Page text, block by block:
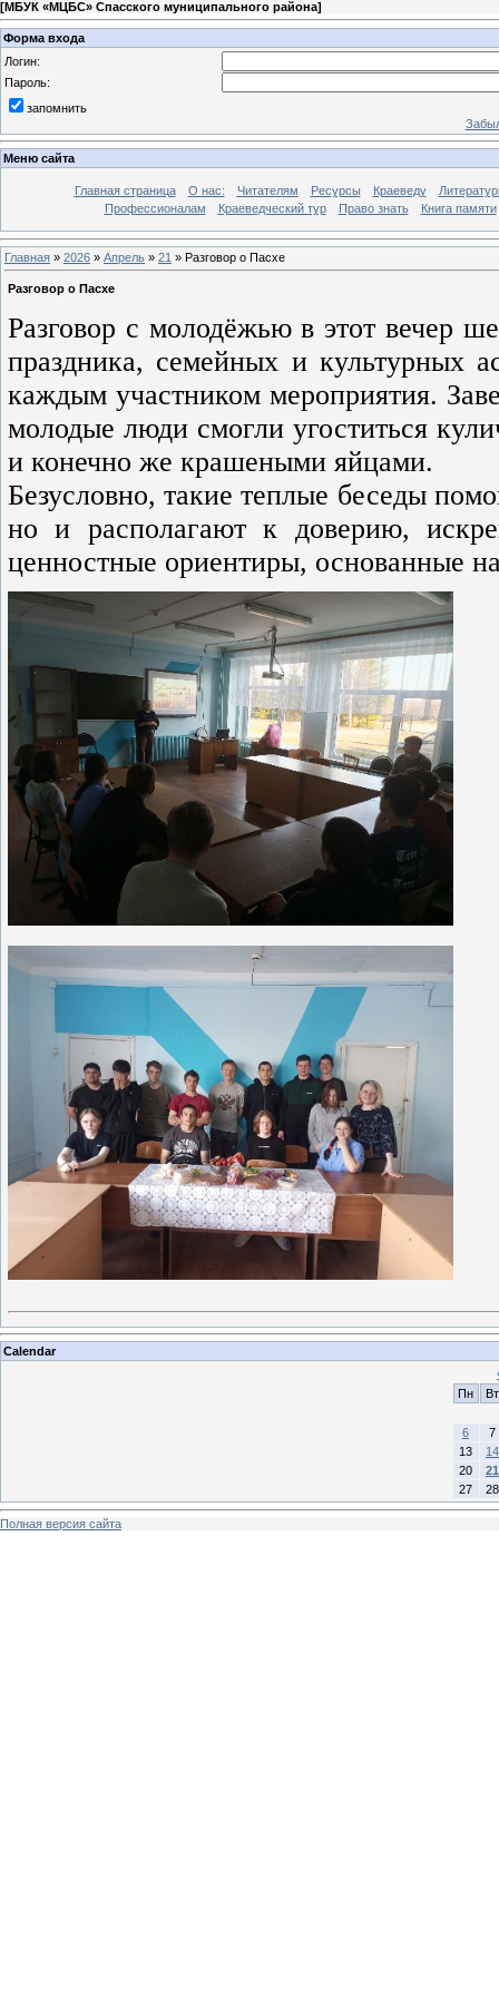
[МБУК «МЦБС» Спасского муниципального района]
Форма входа
Логин:
Пароль:
запомнить
Меню сайта
Главная страница О нас: Читателям Ресурсы Краеведу
Профессионалам
Краеведческий тур Право знать Книга памяти
Главная » 2026 » Апрель » 21 » Разговор о Пасхе
Разговор о Пасхе
Разговор с молодёжью в этот вечер
праздника, семейных и культурных
каждым участником мероприятия.
молодые люди смогли угоститься
и конечно же крашеными яйцами.
Безусловно, такие теплые беседы
но и располагают к доверию,
ценностные ориентиры, основанные
Calendar
Пн
Вт
6
7
13
14
20
21
27
28
Полная версия сайта